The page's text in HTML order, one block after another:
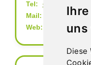
Diese
Tel:
+43 2272
Mail:
info@boesel-
Web:
www.boesel-